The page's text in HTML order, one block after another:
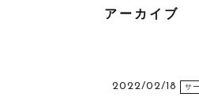
アーカイブ
2022/02/18 サ